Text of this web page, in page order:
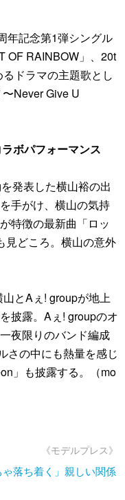
年記念第1弾シングル
OF RAINBOW」、20t
ドラマの主題歌とし
Never Give U
ボパフォーマンス
発表した横山裕の出
手がけ、横山の気持
特徴の最新曲「ロッ
見どころ。横山の意外
とAぇ! groupが地上
披露。Aぇ! groupのオ
夜限りのバンド編成
さの中にも熱量を感じ
」も披露する。（mo
《モデルプレス》
ゃ落ち着く」親しい関係